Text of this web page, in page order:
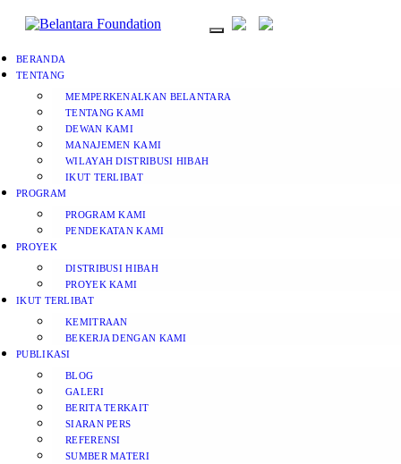
BERANDA
TENTANG
MEMPERKENALKAN BELANTARA
TENTANG KAMI
DEWAN KAMI
MANAJEMEN KAMI
WILAYAH DISTRIBUSI HIBAH
IKUT TERLIBAT
PROGRAM
PROGRAM KAMI
PENDEKATAN KAMI
PROYEK
DISTRIBUSI HIBAH
PROYEK KAMI
IKUT TERLIBAT
KEMITRAAN
BEKERJA DENGAN KAMI
PUBLIKASI
BLOG
GALERI
BERITA TERKAIT
SIARAN PERS
REFERENSI
SUMBER MATERI